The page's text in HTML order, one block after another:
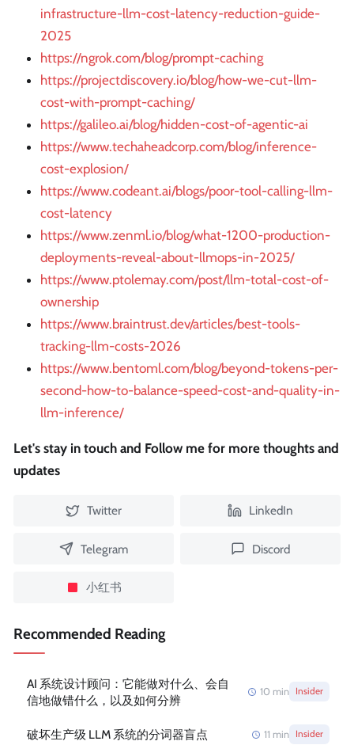
infrastructure-llm-cost-latency-reduction-guide-
2025
https://ngrok.com/blog/prompt-caching
https://projectdiscovery.io/blog/how-we-cut-llm-
cost-with-prompt-caching/
https://galileo.ai/blog/hidden-cost-of-agentic-ai
https://www.techaheadcorp.com/blog/inference-
cost-explosion/
https://www.codeant.ai/blogs/poor-tool-calling-llm-
cost-latency
https://www.zenml.io/blog/what-1200-production-
deployments-reveal-about-llmops-in-2025/
https://www.ptolemay.com/post/llm-total-cost-of-
ownership
https://www.braintrust.dev/articles/best-tools-
tracking-llm-costs-2026
https://www.bentoml.com/blog/beyond-tokens-per-
second-how-to-balance-speed-cost-and-quality-in-
llm-inference/
Let's stay in touch and Follow me for more thoughts and
updates
Twitter LinkedIn
Telegram Discord
小红书
Recommended Reading
AI 系统设计顾问：它能做对什么、会自
信地做错什么，以及如何分辨
10 min Insider
破坏生产级 LLM 系统的分词器盲点 11 min Insider